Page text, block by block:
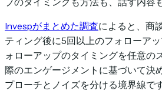
プのタイミングも方法も、話す内容
Invespがまとめた調査によると、商
ティング後に5回以上のフォローア
ォローアップのタイミングを任意の
際のエンゲージメントに基づいて決
プローチとノイズを分ける境界線です